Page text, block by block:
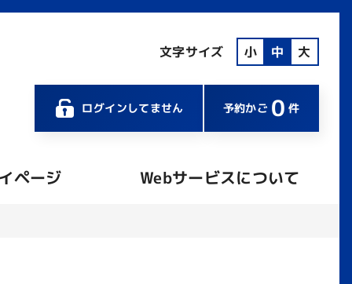
文字サイズ 小 中 大
ログインしてません 予約かご 0 件
ページ Webサービスについて